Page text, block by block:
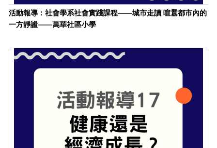
活動報導：社會學系社會實踐課程——城市走讀 喧囂都市內的
一方靜謐——萬華社區小學